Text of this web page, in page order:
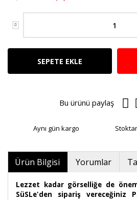
SEPETE EKLE
Bu ürünü paylaş
Aynı gün kargo
Ürün Bilgisi Yorumlar
Lezzet kadar görselliğe de
SüSLe'den sipariş vereceğiniz